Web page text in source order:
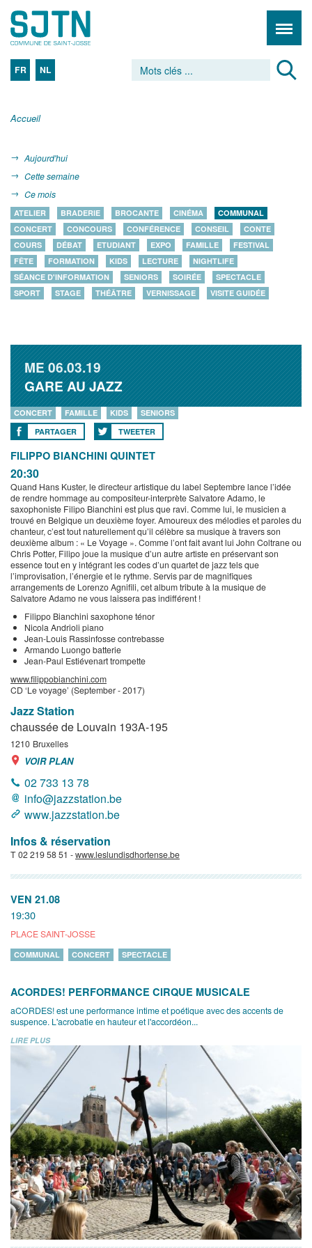
FR NL
Accueil
Aujourd'hui
Cette semaine
Ce mois
ATELIER BRADERIE BROCANTE CINÉMA
COMMUNAL
CONCERT
CONCOURS CONFÉRENCE CONSEIL
CONTE
COURS
DÉBAT ETUDIANT EXPO FAMILLE
FESTIVAL
FÊTE
FORMATION KIDS LECTURE
NIGHTLIFE
SÉANCE D'INFORMATION
SENIORS SOIRÉE
SPECTACLE
SPORT
STAGE THÉÂTRE VERNISSAGE VISITE GUIDÉE
ME06.03.19
GARE AU JAZZ
CONCERT FAMILLE KIDS
SENIORS
PARTAGER
TWEETER
FILIPPO BIANCHINI QUINTET
20:30
Quand Hans Kuster, le directeur artistique du label Septembre lance l’idée
de rendre hommage au compositeur-interprète Salvatore Adamo, le
saxophoniste Filipo Bianchini est plus que ravi. Comme lui, le musicien a
trouvé en Belgique un deuxième foyer. Amoureux des mélodies et paroles du
chanteur, c’est tout naturellement qu’il célèbre sa musique à travers son
deuxième album : « Le Voyage ». Comme l’ont fait avant lui John Coltrane ou
Chris Potter, Filipo joue la musique d’un autre artiste en préservant son
essence tout en y intégrant les codes d’un quartet de jazz tels que
l’improvisation, l’énergie et le rythme. Servis par de magnifiques
arrangements de Lorenzo Agnifili, cet album tribute à la musique de
Salvatore Adamo ne vous laissera pas indifférent !
Filippo Bianchini saxophone ténor
Nicola Andrioli piano
Jean-Louis Rassinfosse contrebasse
Armando Luongo batterie
Jean-Paul Estiévenart trompette
www.filippobianchini.com
CD ‘Le voyage’ (September - 2017)
Jazz Station
chaussée de Louvain 193A-195
1210 Bruxelles
VOIR PLAN
02 733 13 78
info@jazzstation.be
www.jazzstation.be
Infos & réservation
T 02 219 58 51 -www.leslundisdhortense.be
VEN 21.08
19:30
PLACE SAINT-JOSSE
COMMUNAL CONCERT SPECTACLE
ACORDES! PERFORMANCE CIRQUE MUSICALE
aCORDES! est une performance intime et poétique avec des accents de
suspence. L'acrobatie en hauteur et l'accordéon...
LIRE PLUS